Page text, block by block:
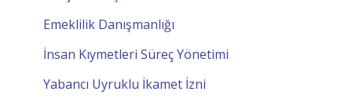
Emeklilik Danışmanlığı
İnsan Kıymetleri Süreç Yönetimi
Yabancı Uyruklu İkamet İzni